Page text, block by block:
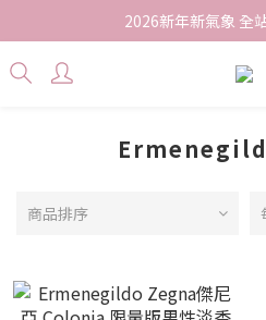
2026新年新氣象 全
商品排序